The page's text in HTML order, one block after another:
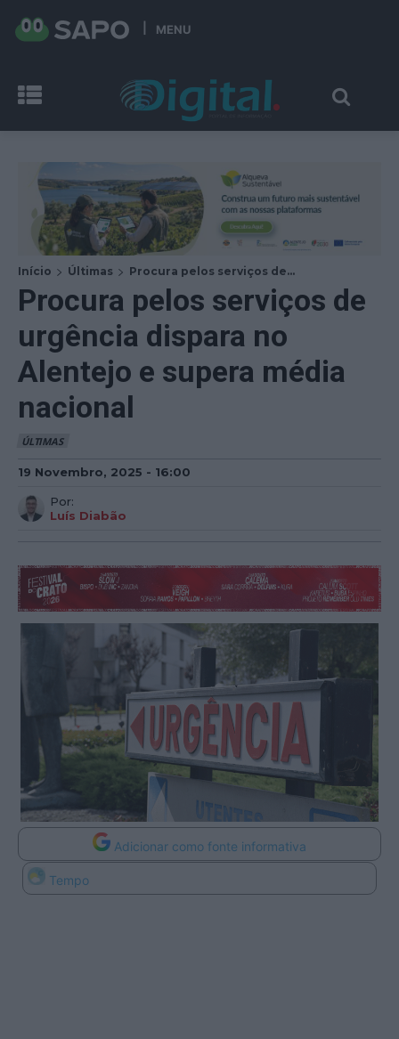
MENU
Início Últimas Procura pelos serviços de...
Procura pelos serviços de
urgência dispara no
Alentejo e supera média
nacional
ÚLTIMAS
19 Novembro, 2025 - 16:00
Por:
Luís Diabão
Adicionar como fonte informativa
Tempo